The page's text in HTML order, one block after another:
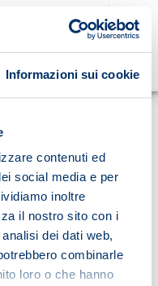
Informazioni sui cookie
contenuti ed
social media e per
inoltre
il nostro sito con i
dei dati web,
combinarle
loro o che hanno